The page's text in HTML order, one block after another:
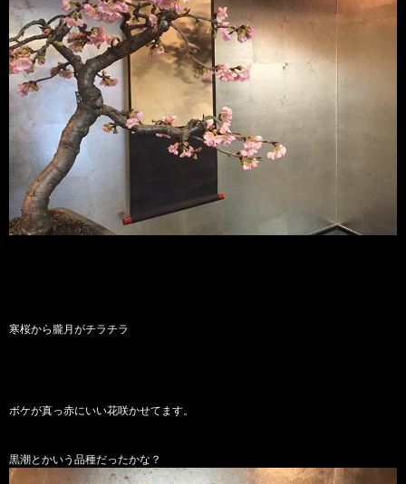
寒桜から朧月がチラチラ
ボケが真っ赤にいい花咲かせてます。
黒潮とかいう品種だったかな？